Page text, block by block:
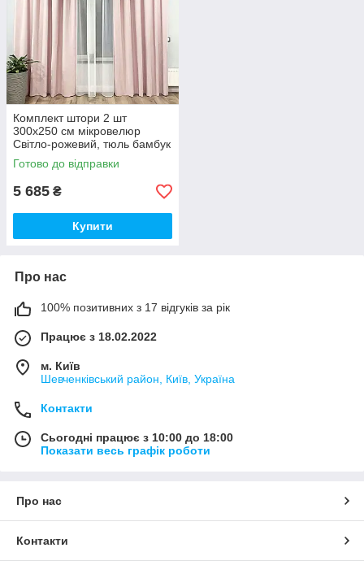
Комплект штори 2 шт
300х250 см мікровелюр
Світло-рожевий, тюль бамбук
400 см Тепло-білий
Готово до відправки
5 685 ₴
Купити
Про нас
100% позитивних з 17 відгуків за рік
Працює з 18.02.2022
м. Київ
Шевченківський район, Київ, Україна
Контакти
Сьогодні працює з 10:00 до 18:00
Показати весь графік роботи
Про нас
Контакти